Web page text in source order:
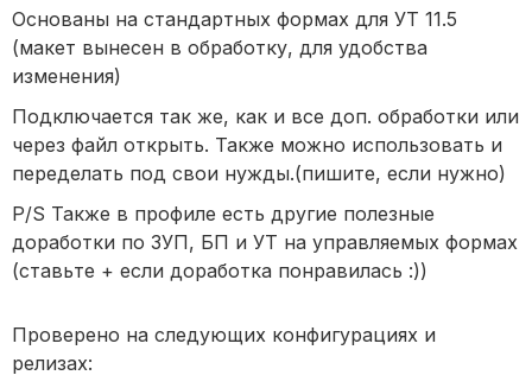
Основаны на стандартных формах для УТ 11.5
(макет вынесен в обработку, для удобства
изменения)
Подключается так же, как и все доп. обработки или
через файл открыть. Также можно использовать и
переделать под свои нужды.(пишите, если нужно)
P/S Также в профиле есть другие полезные
доработки по ЗУП, БП и УТ на управляемых формах
(ставьте + если доработка понравилась :))
Проверено на следующих конфигурациях и
релизах: